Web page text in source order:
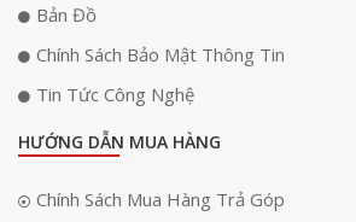
Bản Đồ
Chính Sách Bảo Mật Thông Tin
Tin Tức Công Nghệ
HƯỚNG DẪN MUA HÀNG
Chính Sách Mua Hàng Trả Góp